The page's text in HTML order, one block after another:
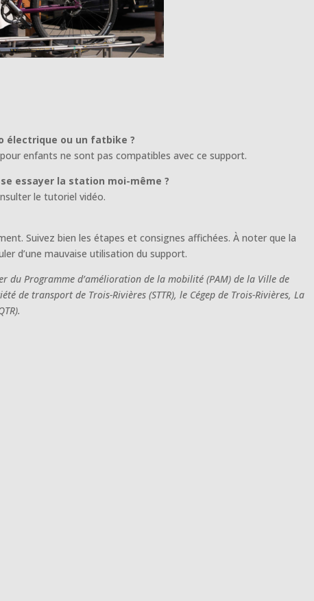
électrique ou un fatbike ?
enfants ne sont pas compatibles avec ce support.
essayer la station moi-même ?
le tutoriel vidéo.
Suivez bien les étapes et consignes affichées. À noter que la
d’une mauvaise utilisation du support.
du Programme d’amélioration de la mobilité (PAM) de la Ville de
de transport de Trois-Rivières (STTR), le Cégep de Trois-Rivières, La